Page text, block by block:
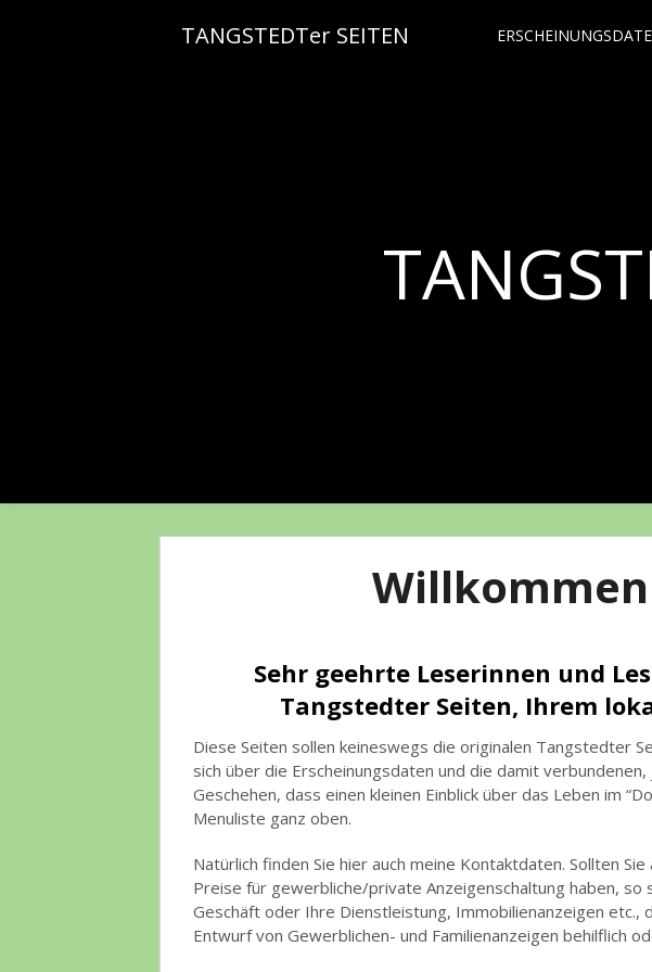
TANGSTEDTer SEITEN
Sehr geehrte Leserinnen und
Tangstedter Seiten, Ihrem
Diese Seiten sollen keineswegs die originalen Tangstedter
sich über die Erscheinungsdaten und die damit
Geschehen, dass einen kleinen Einblick über das Leben im
Menuliste ganz oben.
Natürlich finden Sie hier auch meine Kontaktdaten. Sollten
Preise für gewerbliche/private Anzeigenschaltung haben,
Geschäft oder Ihre Dienstleistung, Immobilienanzeigen
Entwurf von Gewerblichen- und Familienanzeigen behilflich